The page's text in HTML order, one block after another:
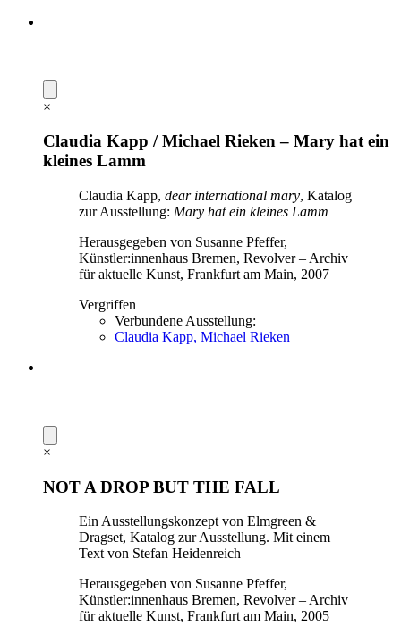
×
Claudia Kapp / Michael Rieken – Mary hat ein
kleines Lamm
Claudia Kapp, dear international mary, Katalog
zur Ausstellung: Mary hat ein kleines Lamm
Herausgegeben von Susanne Pfeffer,
Künstler:innenhaus Bremen, Revolver – Archiv
für aktuelle Kunst, Frankfurt am Main, 2007
Vergriffen
Verbundene Ausstellung:
Claudia Kapp, Michael Rieken
×
NOT A DROP BUT THE FALL
Ein Ausstellungskonzept von Elmgreen &
Dragset, Katalog zur Ausstellung. Mit einem
Text von Stefan Heidenreich
Herausgegeben von Susanne Pfeffer,
Künstler:innenhaus Bremen, Revolver – Archiv
für aktuelle Kunst, Frankfurt am Main, 2005